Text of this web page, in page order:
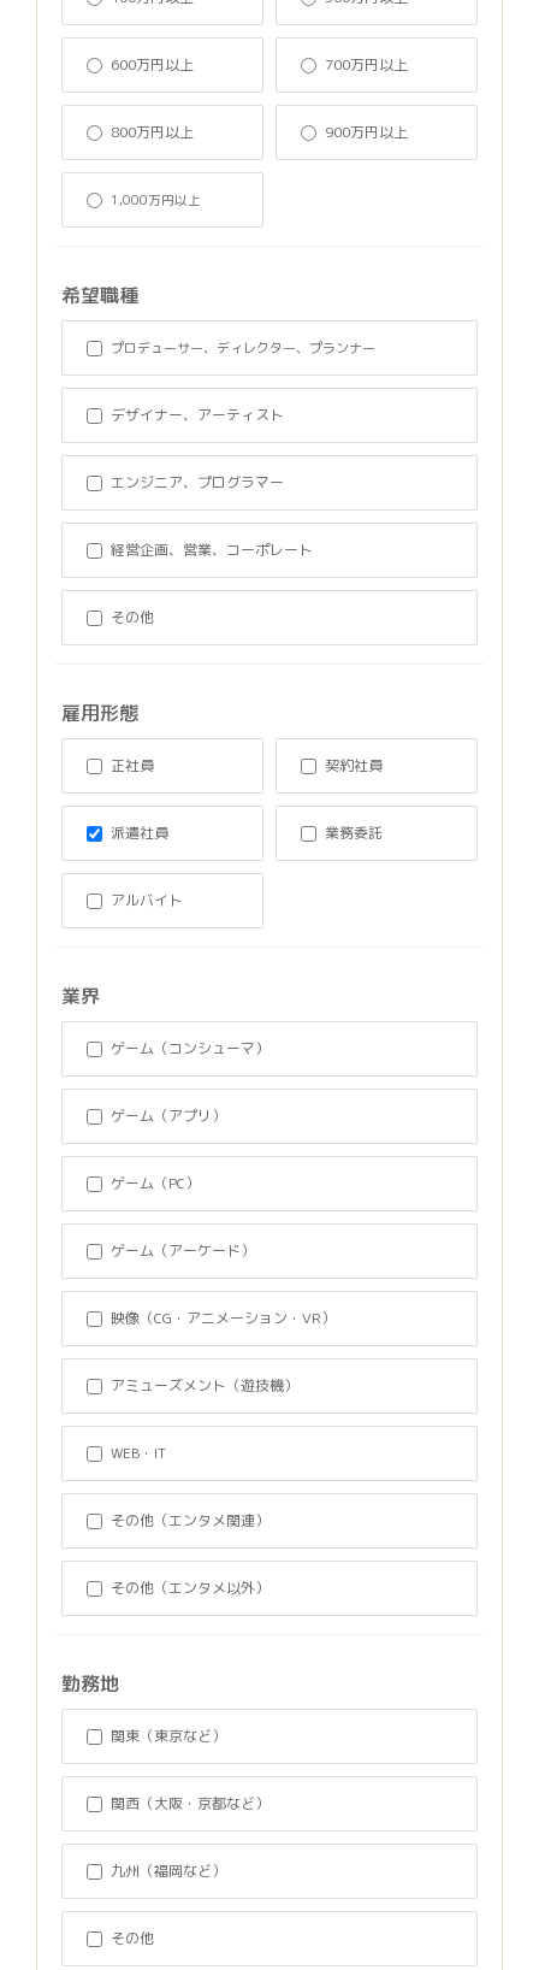
600万円以上 700万円以上
800万円以上 900万円以上
1,000万円以上
希望職種
プロデューサー、ディレクター、プランナー
デザイナー、アーティスト
エンジニア、プログラマー
経営企画、営業、コーポレート
その他
雇用形態
正社員 契約社員
派遣社員 業務委託
アルバイト
業界
ゲーム（コンシューマ）
ゲーム（アプリ）
ゲーム（PC）
ゲーム（アーケード）
映像（CG・アニメーション・VR）
アミューズメント（遊技機）
WEB・IT
その他（エンタメ関連）
その他（エンタメ以外）
勤務地
関東（東京など）
関西（大阪・京都など）
九州（福岡など）
その他